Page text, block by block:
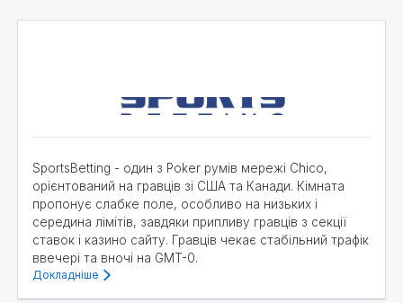
SportsBetting - один з Poker румів мережі Chico,
орієнтований на гравців зі США та Канади. Кімната
пропонує слабке поле, особливо на низьких і
середина лімітів, завдяки припливу гравців з секції
ставок і казино сайту. Гравців чекає стабільний трафік
ввечері та вночі на GMT-0.
Докладніше